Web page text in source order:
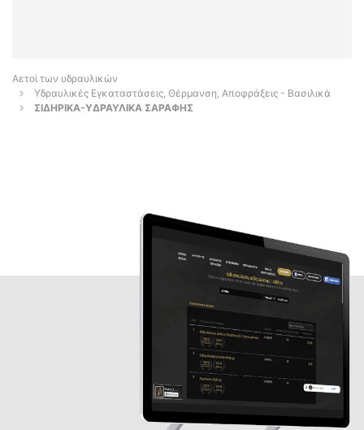
Αετοί των υδραυλικών
Υδραυλικές Εγκαταστάσεις, Θέρμανση, Αποφράξεις - Βασιλικά
ΣΙΔΗΡΙΚΑ-ΥΔΡΑΥΛΙΚΑ ΣΑΡΑΦΗΣ